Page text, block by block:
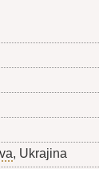
, Ukrajina